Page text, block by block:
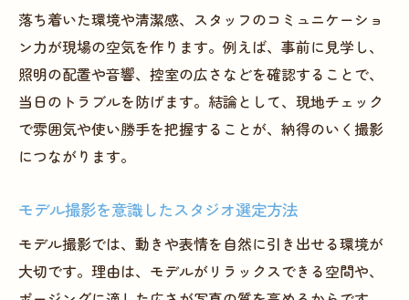
落ち着いた環境や清潔感、スタッフのコミュニケーショ
ン力が現場の空気を作ります。例えば、事前に見学し、
照明の配置や音響、控室の広さなどを確認することで、
当日のトラブルを防げます。結論として、現地チェック
で雰囲気や使い勝手を把握することが、納得のいく撮影
につながります。
モデル撮影を意識したスタジオ選定方法
モデル撮影では、動きや表情を自然に引き出せる環境が
大切です。理由は、モデルがリラックスできる空間や、